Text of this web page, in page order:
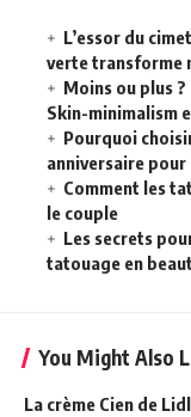
L’essor du
verte transforme
Moins ou plus
Skin-minimalism
Pourquoi
anniversaire
Comment les
le couple
Les secrets
tatouage en
You Might Also
La crème Cien de